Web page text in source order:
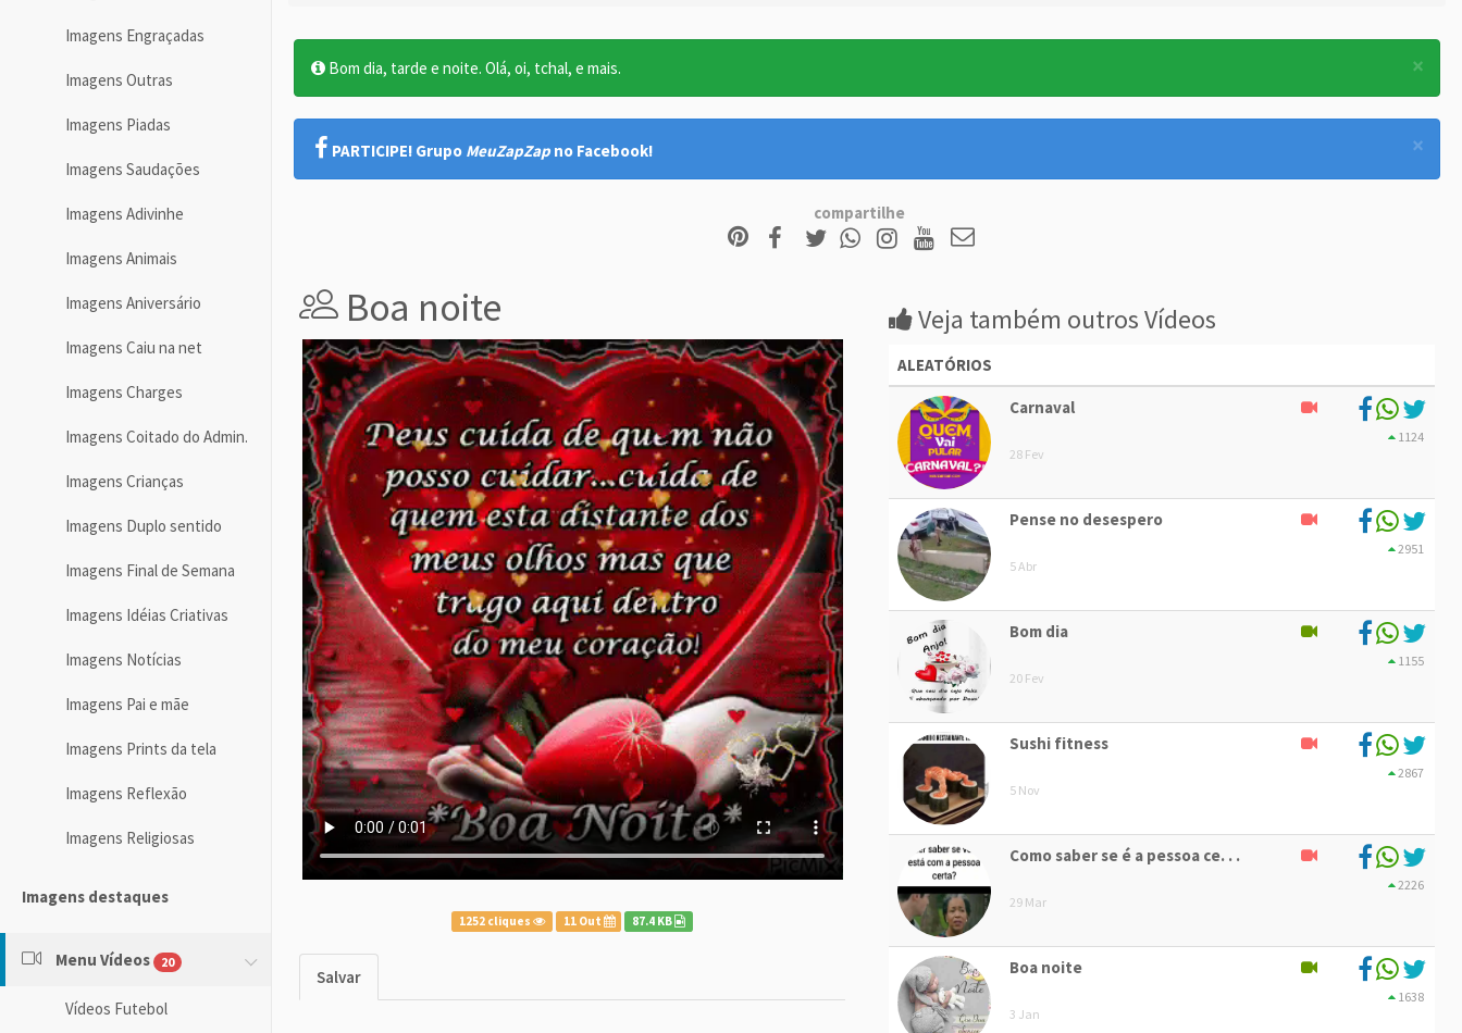
Imagens Engraçadas
Imagens Outras
Imagens Piadas
Imagens Saudações
Imagens Adivinhe
Imagens Animais
Imagens Aniversário
Imagens Caiu na net
Imagens Charges
Imagens Coitado do Admin.
Imagens Crianças
Imagens Duplo sentido
Imagens Final de Semana
Imagens Idéias Criativas
Imagens Notícias
Imagens Pai e mãe
Imagens Prints da tela
Imagens Reflexão
Imagens Religiosas
Imagens destaques
Menu Vídeos 20
Vídeos Futebol
×
Bom dia, tarde e noite. Olá, oi, tchal, e mais.
×
PARTICIPE! Grupo MeuZapZap no Facebook!
compartilhe
Boa noite
1252 cliques 11 Out 87.4 KB
Salvar
Veja também outros Vídeos
ALEATÓRIOS
Carnaval
28 Fev
1124
Pense no desespero
5 Abr
2951
Bom dia
20 Fev
1155
Sushi fitness
5 Nov
2867
Como saber se é a pessoa ce. . .
29 Mar
2226
Boa noite
3 Jan
1638